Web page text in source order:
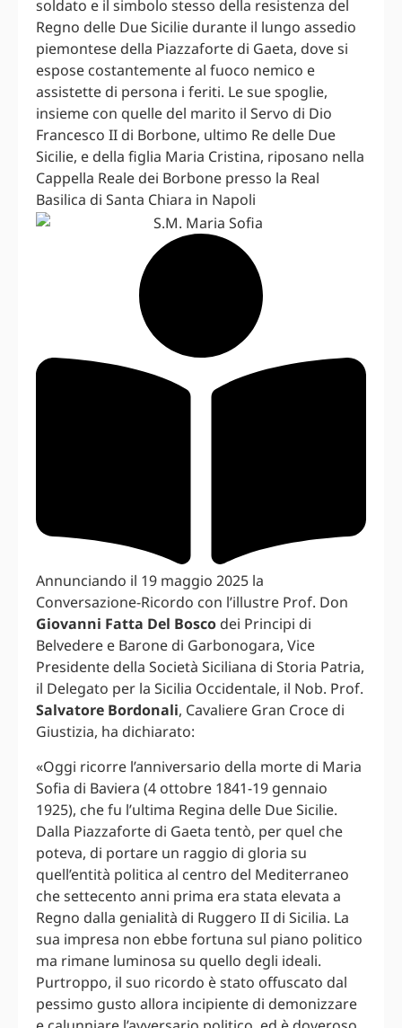
soldato e il simbolo stesso della resistenza del
Regno delle Due Sicilie durante il lungo assedio
piemontese della Piazzaforte di Gaeta, dove si
espose costantemente al fuoco nemico e
assistette di persona i feriti. Le sue spoglie,
insieme con quelle del marito il Servo di Dio
Francesco II di Borbone, ultimo Re delle Due
Sicilie, e della figlia Maria Cristina, riposano nella
Cappella Reale dei Borbone presso la Real
Basilica di Santa Chiara in Napoli
Annunciando il 19 maggio 2025 la
Conversazione-Ricordo con l’illustre Prof. Don
Giovanni Fatta Del Bosco dei Principi di
Belvedere e Barone di Garbonogara, Vice
Presidente della Società Siciliana di Storia Patria,
il Delegato per la Sicilia Occidentale, il Nob. Prof.
Salvatore Bordonali, Cavaliere Gran Croce di
Giustizia, ha dichiarato:
«Oggi ricorre l’anniversario della morte di Maria
Sofia di Baviera (4 ottobre 1841-19 gennaio
1925), che fu l’ultima Regina delle Due Sicilie.
Dalla Piazzaforte di Gaeta tentò, per quel che
poteva, di portare un raggio di gloria su
quell’entità politica al centro del Mediterraneo
che settecento anni prima era stata elevata a
Regno dalla genialità di Ruggero II di Sicilia. La
sua impresa non ebbe fortuna sul piano politico
ma rimane luminosa su quello degli ideali.
Purtroppo, il suo ricordo è stato offuscato dal
pessimo gusto allora incipiente di demonizzare